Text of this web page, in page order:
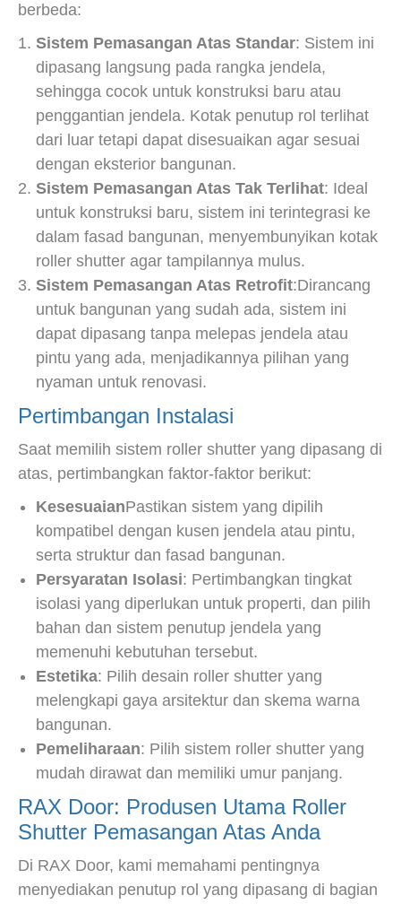
berbeda:
Sistem Pemasangan Atas Standar: Sistem ini
dipasang langsung pada rangka jendela,
sehingga cocok untuk konstruksi baru atau
penggantian jendela. Kotak penutup rol terlihat
dari luar tetapi dapat disesuaikan agar sesuai
dengan eksterior bangunan.
Sistem Pemasangan Atas Tak Terlihat: Ideal
untuk konstruksi baru, sistem ini terintegrasi ke
dalam fasad bangunan, menyembunyikan kotak
roller shutter agar tampilannya mulus.
Sistem Pemasangan Atas Retrofit:Dirancang
untuk bangunan yang sudah ada, sistem ini
dapat dipasang tanpa melepas jendela atau
pintu yang ada, menjadikannya pilihan yang
nyaman untuk renovasi.
Pertimbangan Instalasi
Saat memilih sistem roller shutter yang dipasang di
atas, pertimbangkan faktor-faktor berikut:
KesesuaianPastikan sistem yang dipilih
kompatibel dengan kusen jendela atau pintu,
serta struktur dan fasad bangunan.
Persyaratan Isolasi: Pertimbangkan tingkat
isolasi yang diperlukan untuk properti, dan pilih
bahan dan sistem penutup jendela yang
memenuhi kebutuhan tersebut.
Estetika: Pilih desain roller shutter yang
melengkapi gaya arsitektur dan skema warna
bangunan.
Pemeliharaan: Pilih sistem roller shutter yang
mudah dirawat dan memiliki umur panjang.
RAX Door: Produsen Utama Roller
Shutter Pemasangan Atas Anda
Di RAX Door, kami memahami pentingnya
menyediakan penutup rol yang dipasang di bagian